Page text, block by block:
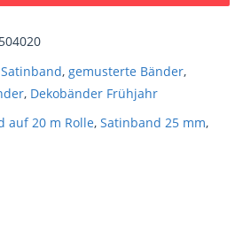
, gemusterte Bänder,
, Dekobänder Frühjahr
auf 20 m Rolle, Satinband 25 mm,